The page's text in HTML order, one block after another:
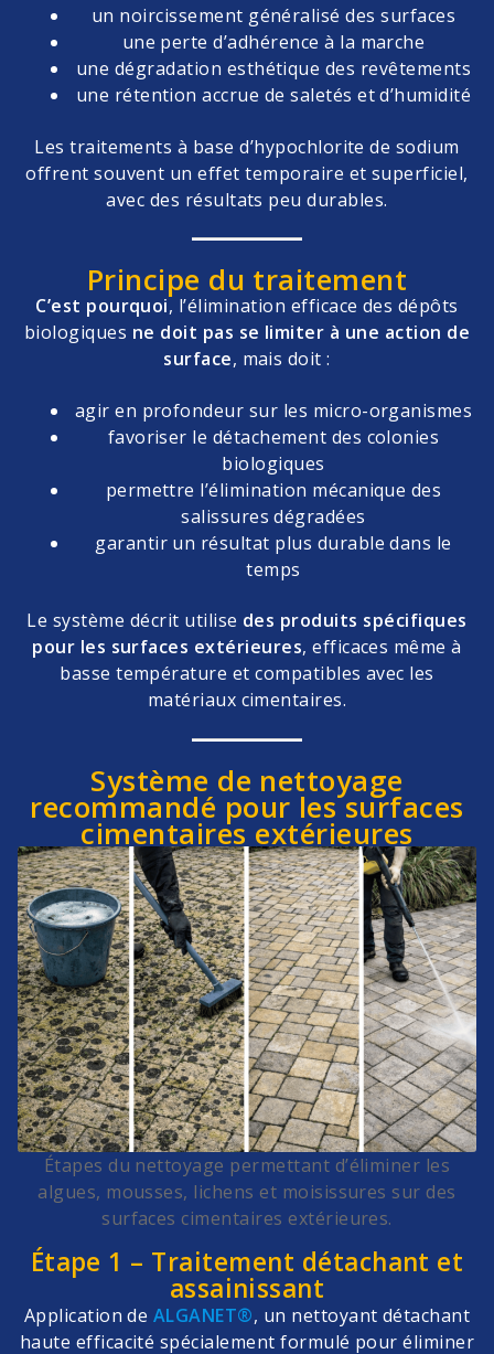
un noircissement généralisé des surfaces
une perte d’adhérence à la marche
une dégradation esthétique des revêtements
une rétention accrue de saletés et d’humidité
Les traitements à base d’hypochlorite de sodium
offrent souvent un effet temporaire et superficiel,
avec des résultats peu durables.
Principe du traitement
C’est pourquoi, l’élimination efficace des dépôts
biologiques ne doit pas se limiter à une action de
surface, mais doit :
agir en profondeur sur les micro-organismes
favoriser le détachement des colonies
biologiques
permettre l’élimination mécanique des
salissures dégradées
garantir un résultat plus durable dans le
temps
Le système décrit utilise des produits spécifiques
pour les surfaces extérieures, efficaces même à
basse température et compatibles avec les
matériaux cimentaires.
Système de nettoyage
recommandé pour les surfaces
cimentaires extérieures
Étapes du nettoyage permettant d’éliminer les
algues, mousses, lichens et moisissures sur des
surfaces cimentaires extérieures.
Étape 1 – Traitement détachant et
assainissant
Application de ALGANET®, un nettoyant détachant
haute efficacité spécialement formulé pour éliminer